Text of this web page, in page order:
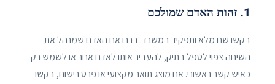
1. זהות האדם שמולכם
בקשו שם מלא ותפקיד במשרד. בררו אם האדם שמנהל את
השיחה צפוי לטפל בתיק, להעביר אותו לאדם אחר או לשמש רק
כאיש קשר ראשוני. אם מוצג תואר מקצועי או פרט רישום, בקשו